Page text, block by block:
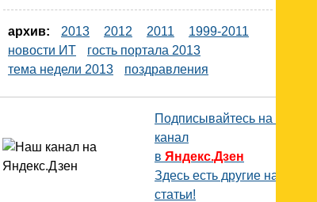
архив: 2013 2012 2011
1999-2011
новости ИТ
гость портала 2013
тема недели 2013
поздравления
Подписывайтесь на наш
канал
в Яндекс.Дзен
Здесь есть другие наши
статьи!